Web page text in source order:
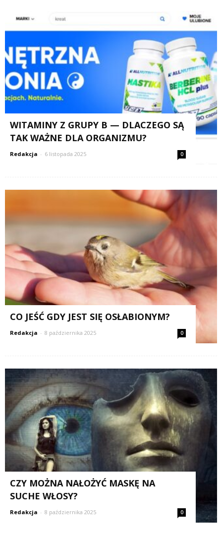
WITAMINY Z GRUPY B — DLACZEGO SĄ
TAK WAŻNE DLA ORGANIZMU?
Redakcja - 6 listopada 2025 0
CO JEŚĆ GDY JEST SIĘ OSŁABIONYM?
Redakcja - 8 października 2025 0
CZY MOŻNA NAŁOŻYĆ MASKĘ NA
SUCHE WŁOSY?
Redakcja - 8 października 2025 0